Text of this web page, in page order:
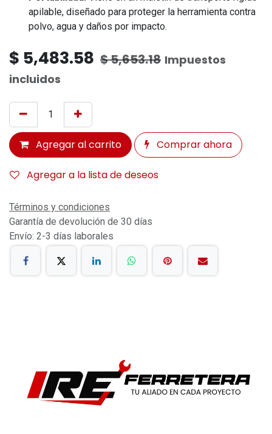
apilable, diseñado para proteger la herramienta contra
polvo, agua y daños por impacto.
$ 5,483.58 $5,653.18 Impuestos
incluidos
Agregar al carrito Comprar ahora
Agregar a la lista de deseos
Términos y condiciones
Garantía de devolución de 30 días
Envío: 2-3 días laborales